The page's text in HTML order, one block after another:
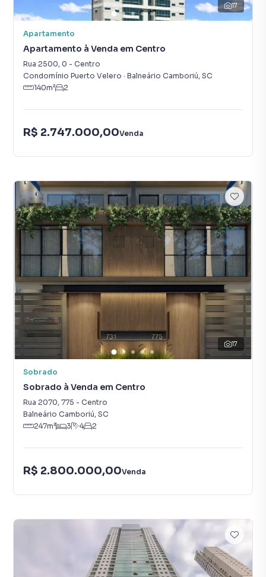
17
Apartamento
Apartamento à Venda em Centro
Rua 2500, 0 - Centro
Condomínio Puerto Velero · Balneário Camboriú, SC
140m² 2
R$ 2.747.000,00Venda
17
Sobrado
Sobrado à Venda em Centro
Rua 2070, 775 - Centro
Balneário Camboriú, SC
247m² 3 4 2
R$ 2.800.000,00Venda